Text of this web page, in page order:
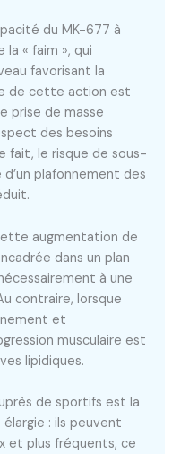
du MK-677 à
la « faim », qui
favorisant la
de cette action est
prise de masse
des besoins
fait, le risque de sous-
plafonnement des
augmentation de
dans un plan
à une
contraire, lorsque
et
musculaire est
lipidiques.
de sportifs est la
: ils peuvent
et plus fréquents, ce